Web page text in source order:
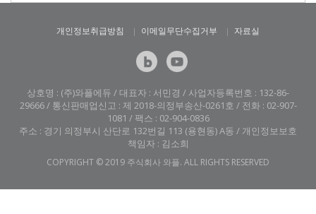
이를 위반시 형사 처벌됨을 유념하시기 바랍니다.
통하여 무단으로 이메일 주소를 수집하는 행위를 뜻합니다.
개인정보취급방침 이메일무단수집거부 자료실
상호명 : (주)와플에듀 / 대표자 : 서민경 / 사업자등록번호 : 132-86-
29666 / 통신판매업신고 : 제 2018-의정부송산-0261호 / 전화 : 02-907-
1081 / 팩스 : 02-904-0836
주소 : 경기 의정부시 산단로 132번길 113 (용현동) A동 / 개인정보보호
책임자 : 김소희
COPYRIGHT © 2019 주식회사 와플. ALL RIGHTS RESERVED